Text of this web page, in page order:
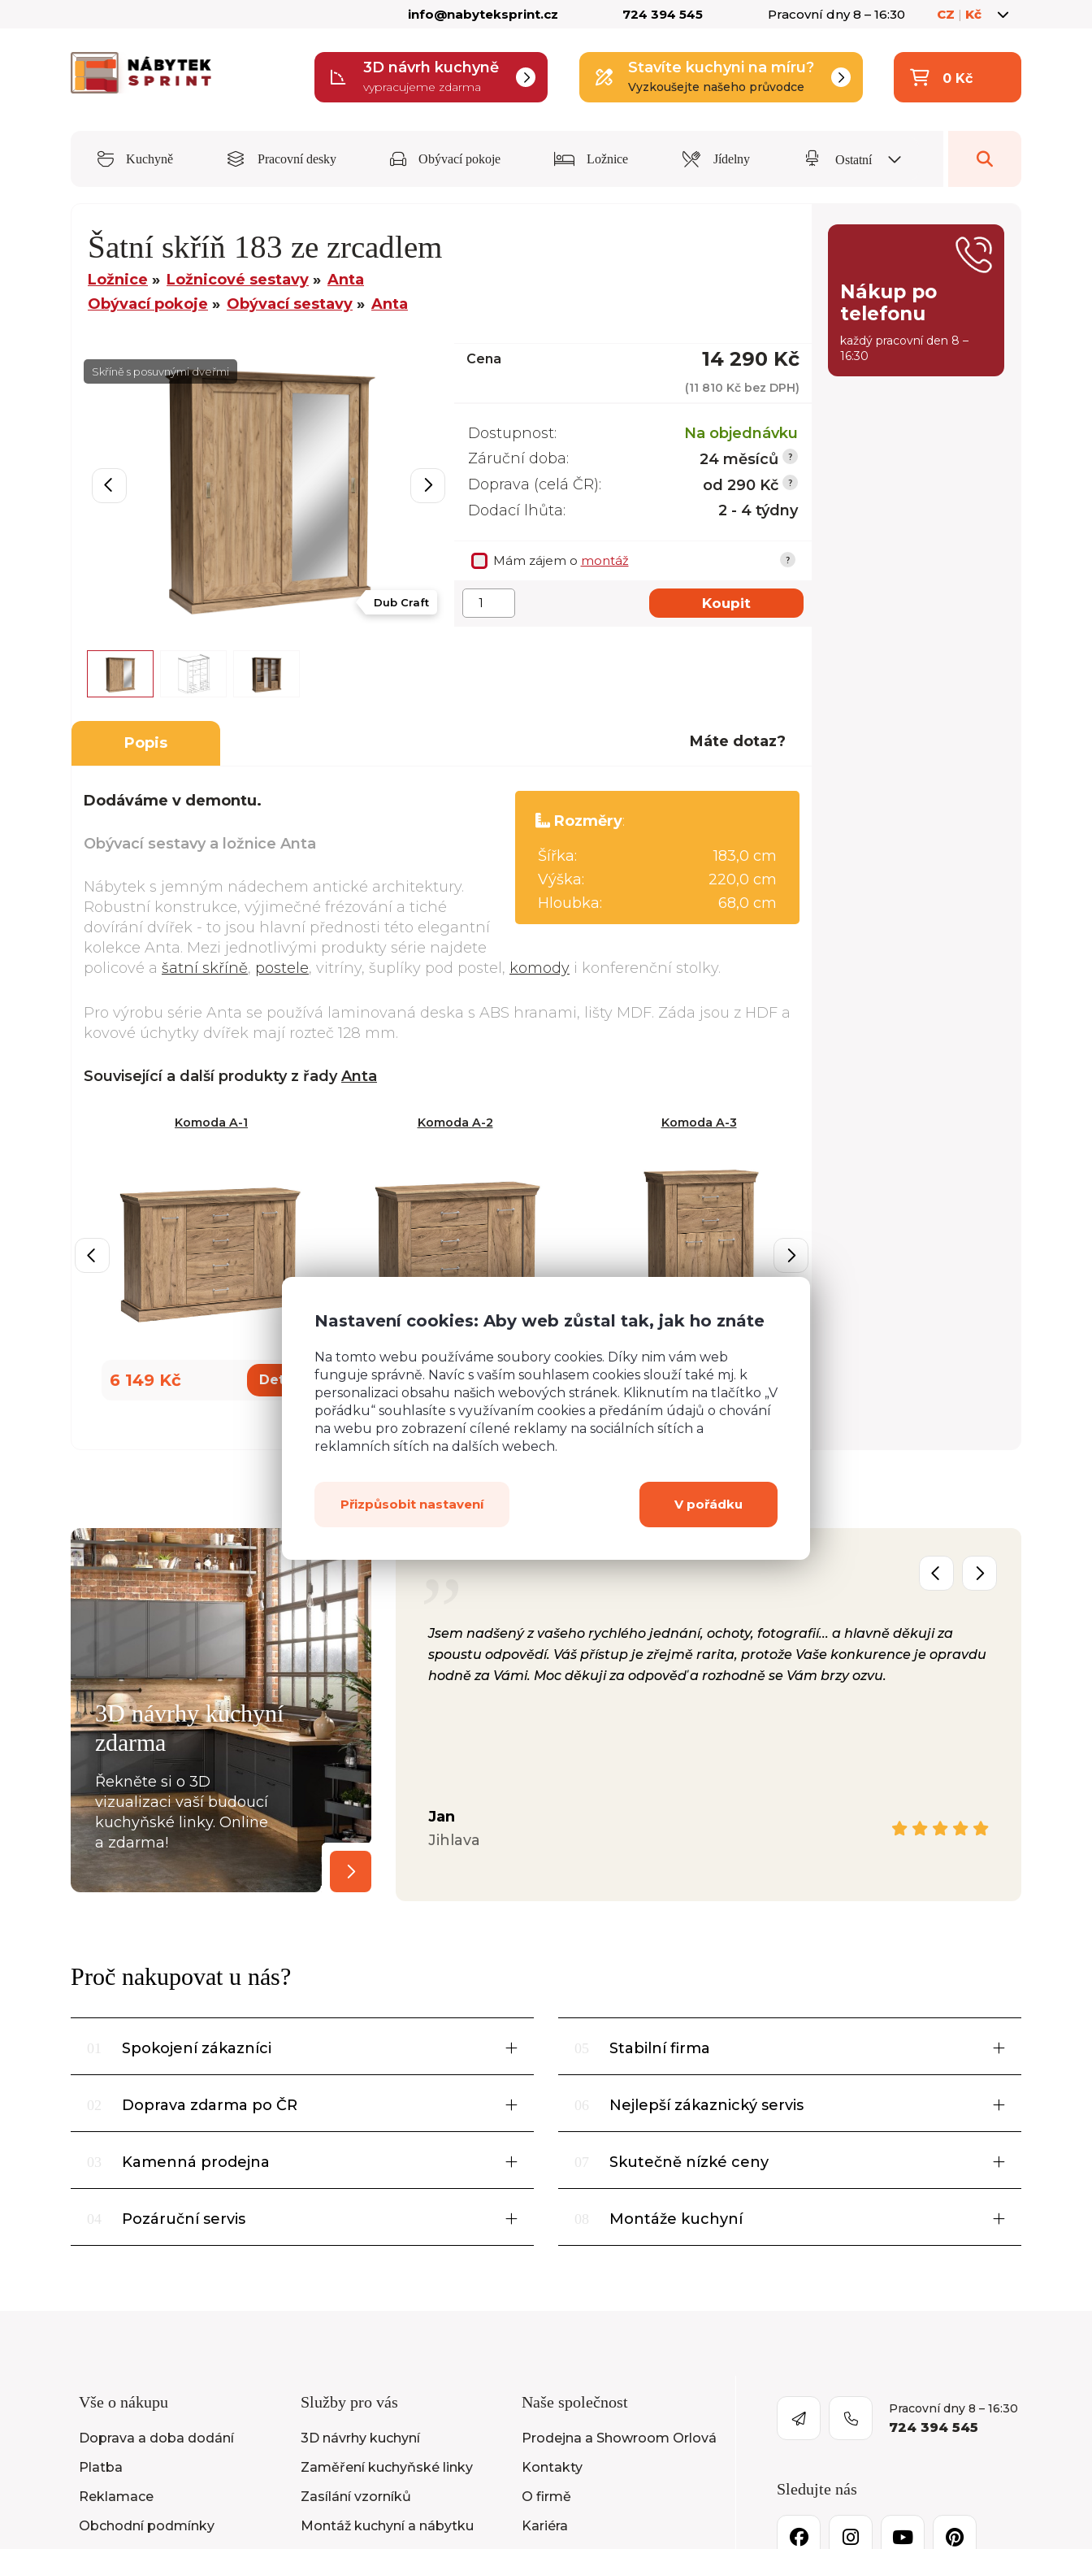
info@nabyteksprint.cz 724 394 545 Pracovní dny 8 – 16:30 CZ | Kč
3D návrh kuchyně
vypracujeme zdarma
Stavíte kuchyni na míru?
Vyzkoušejte našeho průvodce
0 Kč
Kuchyně Pracovní desky Obývací pokoje Ložnice Jídelny Ostatní
Šatní skříň 183 ze zrcadlem
Ložnice Ložnicové sestavy
Anta
Obývací pokoje
Obývací sestavy Anta
Skříně s posuvnými dveřmi
Dub Craft
Cena 14 290 Kč
(11 810 Kč bez DPH)
Dostupnost:
Na objednávku
Záruční doba:
24 měsíců
Doprava (celá ČR):
od 290 Kč
Dodací lhůta:
2 - 4 týdny
Mám zájem o montáž
Koupit
Popis Máte dotaz?
Rozměry:
Šířka:
183,0 cm
Výška:
220,0 cm
Hloubka:
68,0 cm
Dodáváme v demontu.
Obývací sestavy a ložnice Anta
Nábytek s jemným nádechem antické architektury.
Robustní konstrukce, výjimečné frézování a tiché
dovírání dvířek - to jsou hlavní přednosti této elegantní
kolekce Anta. Mezi jednotlivými produkty série najdete
policové a šatní skříně, postele, vitríny, šuplíky pod postel, komody i konferenční stolky.
Pro výrobu série Anta se používá laminovaná deska s ABS hranami, lišty MDF. Záda jsou z HDF a
kovové úchytky dvířek mají rozteč 128 mm.
Související a další produkty z řadyAnta
Komoda A-1
6 149 Kč Detail
Komoda A-2
5 840 Kč Detail
Komoda A-3
4 920 Kč Detail
Nákup po
telefonu
každý pracovní den 8 –
16:30
3D návrhy kuchyní
zdarma
Řekněte si o 3D
vizualizaci vaší budoucí
kuchyňské linky. Online
a zdarma!
deseti. Kuchyň je krásná a kvalitní. Ochotný personál,
mi pomohla se vším a komunikovala ihned, bez prodlení.
které jsme postupně upravovaly, stejně tak mi poslala i
pracovních desek a korpusů skříní. Montéři u nás strávili
s každou překážkou, která na ně ať už ze strany
křivých zdí apod., vykoukla. Nakonec při předání
Jsem nadšený z vašeho rychlého jednání, ochoty, fotografií... a hlavně děkuji za
spoustu odpovědí. Váš přístup je zřejmě rarita, protože Vaše konkurence je opravdu
hodně za Vámi. Moc děkuji za odpověď a rozhodně se Vám brzy ozvu.
Jan
Jihlava
Proč nakupovat u nás?
01 Spokojení zákazníci
02 Doprava zdarma po ČR
03 Kamenná prodejna
04 Pozáruční servis
05 Stabilní firma
06 Nejlepší zákaznický servis
07 Skutečně nízké ceny
08 Montáže kuchyní
Vše o nákupu
Doprava a doba dodání
Platba
Reklamace
Obchodní podmínky
Služby pro vás
3D návrhy kuchyní
Zaměření kuchyňské linky
Zasílání vzorníků
Montáž kuchyní a nábytku
Naše společnost
Prodejna a Showroom Orlová
Kontakty
O firmě
Kariéra
Pracovní dny 8 – 16:30
724 394 545
Sledujte nás
Nastavení cookies: Aby web zůstal tak, jak ho znáte
Na tomto webu používáme soubory cookies. Díky nim vám web
funguje správně. Navíc s vaším souhlasem cookies slouží také mj. k
personalizaci obsahu našich webových stránek. Kliknutím na tlačítko „V
pořádku“ souhlasíte s využívaním cookies a předáním údajů o chování
na webu pro zobrazení cílené reklamy na sociálních sítích a
reklamních sítích na dalších webech.
Přizpůsobit nastavení V pořádku